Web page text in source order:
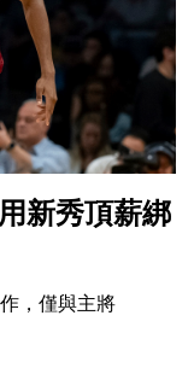
新秀頂薪綁
，僅與主將